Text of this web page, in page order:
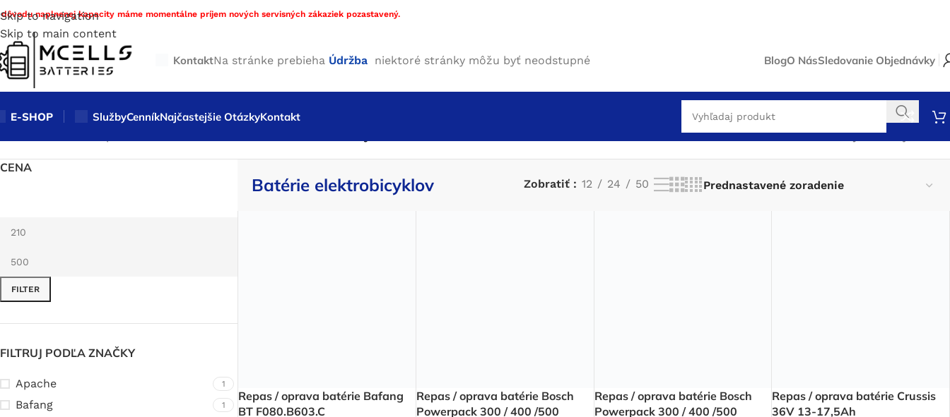
Skip to navigation
Skip to main content
naplnenej kapacity máme momentálne príjem nových servisných zákaziek pozastavený.
KontaktNa stránke prebieha Údržba niektoré stránky môžu byť neodstupné BlogO NásSledovanie Objednávky
E-SHOP SlužbyCenníkNajčastejšie OtázkyKontakt
Zobrazuje sa 18 výsledkov
CENA
FILTER
FILTRUJ PODĽA ZNAČKY
Apache 1
Bafang 1
Batérie elektrobicyklov Zobratiť 12 24 50
Repas / oprava batérie Bafang
BT F080.B603.C
Repas / oprava batérie Bosch
Powerpack 300 / 400 /500
Repas / oprava batérie Bosch
Powerpack 300 / 400 /500
Repas / oprava batérie Crussis
36V 13-17,5Ah